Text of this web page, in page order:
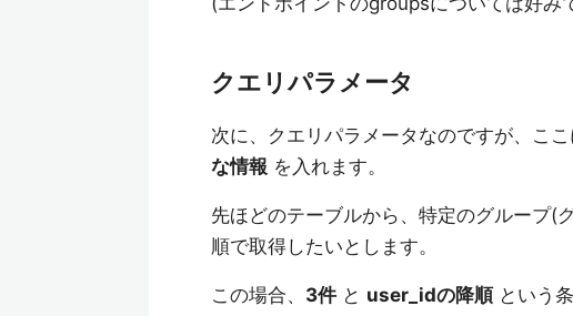
クエリパラメータ
次に、クエリパラメータなのですが、こ
な情報 を入れます。
先ほどのテーブルから、特定のグループ(
順で取得したいとします。
この場合、 3件 と user_idの降順という